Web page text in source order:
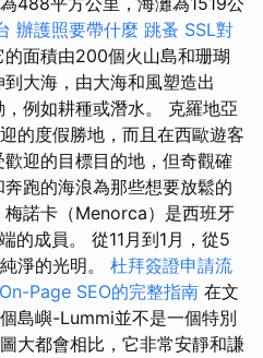
辦護照要帶什麼 跳蚤 SSL對
的面積由200個火山島和珊瑚
大海，由大海和風塑造出
例如耕種或潛水。 克羅地亞
的度假勝地，而且在西歐遊客
迎的目標目的地，但奇觀確
跑的海浪為那些想要放鬆的
諾卡（Menorca）是西班牙
的成員。 從11月到1月，從5
淨的光明。 杜拜簽證申請流
Page SEO的完整指南 在文
島嶼-Lummi並不是一個特別
大都會相比，它非常安靜和謙